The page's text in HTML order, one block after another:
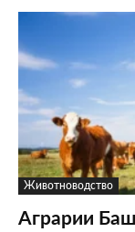
Животноводство
Аграрии